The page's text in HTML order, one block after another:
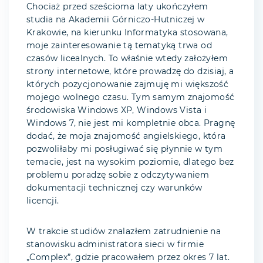
Chociaż przed sześcioma laty ukończyłem
studia na Akademii Górniczo-Hutniczej w
Krakowie, na kierunku Informatyka stosowana,
moje zainteresowanie tą tematyką trwa od
czasów licealnych. To właśnie wtedy założyłem
strony internetowe, które prowadzę do dzisiaj, a
których pozycjonowanie zajmuję mi większość
mojego wolnego czasu. Tym samym znajomość
środowiska Windows XP, Windows Vista i
Windows 7, nie jest mi kompletnie obca. Pragnę
dodać, że moja znajomość angielskiego, która
pozwoliłaby mi posługiwać się płynnie w tym
temacie, jest na wysokim poziomie, dlatego bez
problemu poradzę sobie z odczytywaniem
dokumentacji technicznej czy warunków
licencji.
W trakcie studiów znalazłem zatrudnienie na
stanowisku administratora sieci w firmie
„Complex”, gdzie pracowałem przez okres 7 lat.